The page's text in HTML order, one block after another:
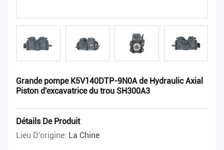
Grande pompe K5V140DTP-9N0A de Hydraulic Axial
Piston d'excavatrice du trou SH300A3
Détails De Produit
Lieu D'origine: La Chine